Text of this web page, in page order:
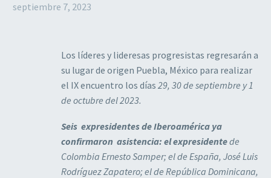
septiembre 7, 2023
Los líderes y lideresas progresistas regresarán a
su lugar de origen Puebla, México para realizar
el IX encuentro los días 29, 30 de septiembre y 1
de octubre del 2023.
Seis expresidentes de Iberoamérica ya
confirmaron asistencia: el expresidentede
Colombia Ernesto Samper; el de España, José Luis
Rodríguez Zapatero; el de República Dominicana,